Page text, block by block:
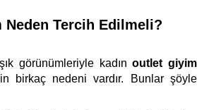
Tercih Edilmeli?
görünümleriyle kadın outlet giyim
birkaç nedeni vardır. Bunlar şöyle